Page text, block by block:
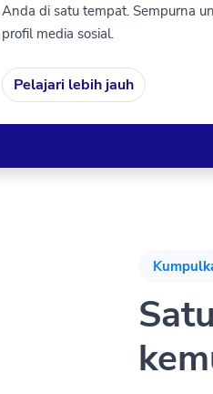
Anda di satu tempat. Sempurna
profil media sosial.
Pelajari lebih jauh